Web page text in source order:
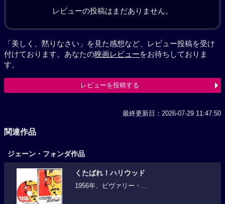
レビューの投稿はまだありません。
「美しく、黙りなさい」を見た感想など、レビュー投稿を受け
付けております。あなたの映画レビューをお待ちしておりま
す。
レビューを投稿する
最終更新日：2026-07-29 11:47:50
関連作品
ジェーン・フォンダ作品
くたばれ！ハリウッド
1956年、ビヴァリー・...